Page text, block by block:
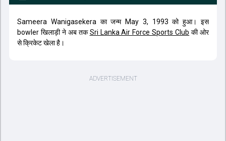
Sameera Wanigasekera का जन्म May 3, 1993 को हुआ। इस
bowler खिलाड़ी ने अब तकSri Lanka Air Force Sports Club की ओर
से क्रिकेट खेला है।